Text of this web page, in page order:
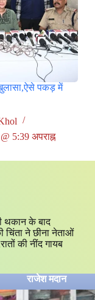
पकड़ में
5:39 अपराह्न
थकान के बाद
चिंता ने छीना नेताओं
की नींद गायब
राजेश मदान